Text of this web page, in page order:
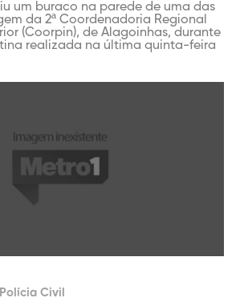
um buraco na parede de uma das
da 2ª Coordenadoria Regional
(Coorpin), de Alagoinhas, durante
realizada na última quinta-feira
Civil